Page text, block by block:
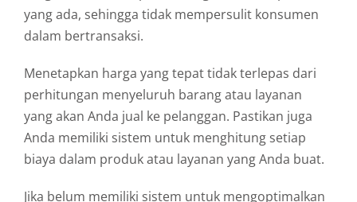
yang ada, sehingga tidak mempersulit konsumen
dalam bertransaksi.
Menetapkan harga yang tepat tidak terlepas dari
perhitungan menyeluruh barang atau layanan
yang akan Anda jual ke pelanggan. Pastikan juga
Anda memiliki sistem untuk menghitung setiap
biaya dalam produk atau layanan yang Anda buat.
Jika belum memiliki sistem untuk mengoptimalkan